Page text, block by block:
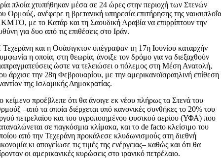
πλοία χτυπήθηκαν μέσα σε 24 ώρες στην περιοχή των Στενών
Ορμούζ, ανέφερε η βρετανική υπηρεσία επιτήρησης της
με το Κατάρ και τη Σαουδική Αραβία να επιρρίπτουν την
για δυο από τις επιθέσεις στο Ιράν.
και η Ουάσιγκτον υπέγραψαν τη 17η Ιουνίου καταρχήν
η οποία, στη θεωρία, άνοιξε τον δρόμο για να διεξαχθούν
ώστε να τελειώσει ο πόλεμος στη Μέση Ανατολή,
άρχισε την 28η Φεβρουαρίου, με την αμερικανοϊσραηλινή επίθεση
της Ισλαμικής Δημοκρατίας.
κείμενο προέβλεπε ότι θα άνοιγε εκ νέου πλήρως τα Στενά του
–από τα οποία διέρχεται υπό κανονικές συνθήκες το 20% του
πετρελαίου και του υγροποιημένου φυσικού αερίου (ΥΦΑ) που
σε παγκόσμια κλίμακα, και το de facto κλείσιμο του
από την Τεχεράνη προκάλεσε κλυδωνισμούς στη διεθνή
κι απογείωσε τις τιμές της ενέργειας– καθώς και ότι θα
οι αμερικανικές κυρώσεις στο ιρανικό πετρέλαιο.